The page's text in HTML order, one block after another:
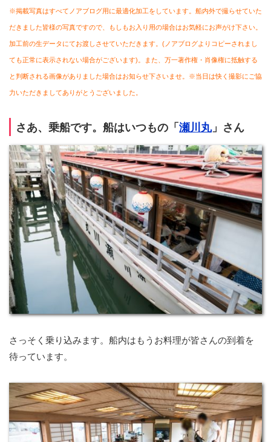
※掲載写真はすべてノアブログ用に最適化加工をしています。船内外で撮らせていた
だきました皆様の写真ですので、もしもお入り用の場合はお気軽にお声がけ下さい。
加工前の生データにてお渡しさせていただきます。(ノアブログよりコピーされまし
ても正常に表示されない場合がございます)。また、万一著作権・肖像権に抵触する
と判断される画像がありました場合はお知らせ下さいませ。※当日は快く撮影にご協
力いただきましてありがとうございました。
さあ、乗船です。船はいつもの「 瀬川丸」さん
さっそく乗り込みます。船内はもうお料理が皆さんの到着を
待っています。